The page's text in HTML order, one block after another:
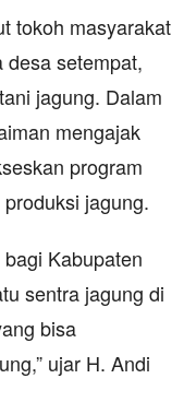
tokoh masyarakat
desa setempat,
jagung. Dalam
mengajak
program
jagung.
Kabupaten
sentra jagung di
bisa
ujar H. Andi